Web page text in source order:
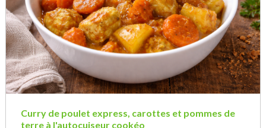
Curry de poulet express, carottes et pommes de
terre à l'autocuiseur cookéo